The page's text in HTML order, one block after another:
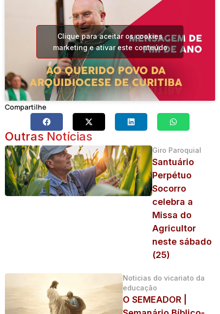
Clique para aceitar os cookies
marketing e ativar este conteúdo
Compartilhe
Outras Notícias
Giro Paroquial
Santuário
Perpétuo
Socorro
celebra a
Missa do
Agricultor
neste sábado
(25)
Noticias do vicariato da
educação
O SEMEADOR |